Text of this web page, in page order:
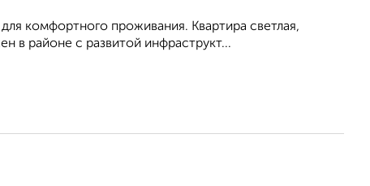
комфортного проживания. Квартира светлая,
в районе с развитой инфраструкт...